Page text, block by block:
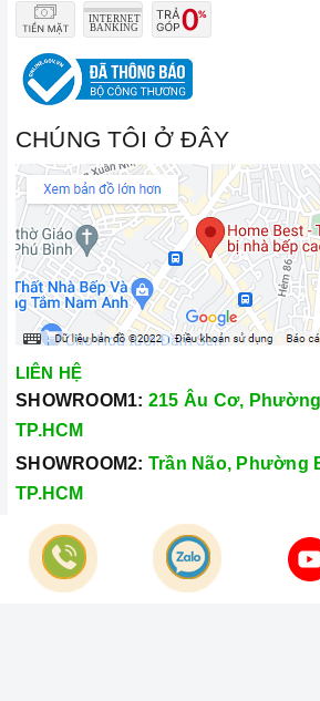
CHÚNG TÔI Ở ĐÂY
LIÊN HỆ
SHOWROOM1: 215 Âu Cơ,
TP.HCM
SHOWROOM2: Trần Não, Phường
TP.HCM
Hotline:
028.66.79.8989
Khiếu nại: 0933.800.899